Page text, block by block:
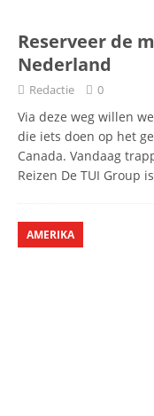
Reserveer de
Nederland
Redactie 0
Via deze weg willen
die iets doen op het
Canada. Vandaag
Reizen De TUI Group is
AMERIKA